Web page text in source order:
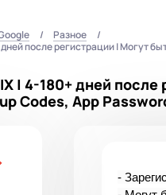
Разное
после регистрации | Могут
| 4-180+ дней
Codes, App
-